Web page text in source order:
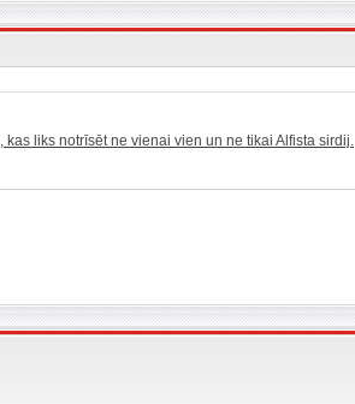
, kas liks notrīsēt ne vienai vien un ne tikai Alfista sirdij.